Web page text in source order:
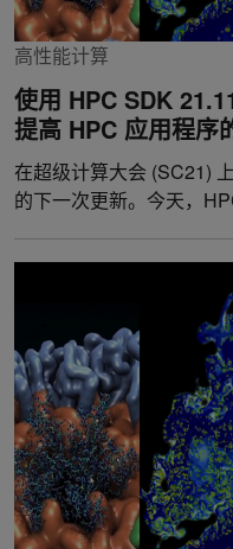
高性能计算
使用 HPC SDK
提高 HPC 应用程序
在超级计算大会 (SC21)
的下一次更新。今天，